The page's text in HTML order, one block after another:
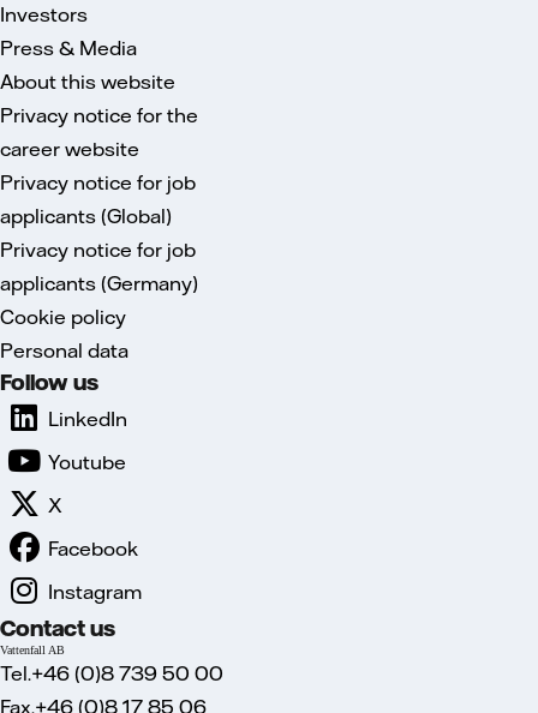
Investors
Press & Media
About this website
Privacy notice for the
career website
Privacy notice for job
applicants (Global)
Privacy notice for job
applicants (Germany)
Cookie policy
Personal data
Follow us
LinkedIn
Youtube
X
Facebook
Instagram
Contact us
Vattenfall AB
Tel.+46 (0)8 739 50 00
Fax.+46 (0)8 17 85 06